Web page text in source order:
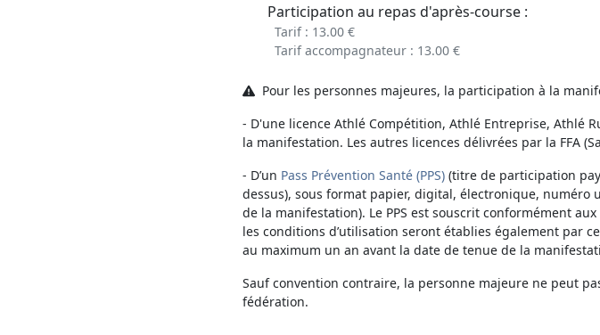
Participation au repas d'après-course :
Tarif : 13.00 €
Tarif accompagnateur : 13.00 €
Pour les personnes majeures, la participation à la
- D'une licence Athlé Compétition, Athlé Entreprise, Athlé
la manifestation. Les autres licences délivrées par la FFA
- D’un Pass Prévention Santé (PPS) (titre de participation
dessus), sous format papier, digital, électronique, numéro
de la manifestation). Le PPS est souscrit conformément
les conditions d’utilisation seront établies également par
au maximum un an avant la date de tenue de la
Sauf convention contraire, la personne majeure ne peut
fédération.